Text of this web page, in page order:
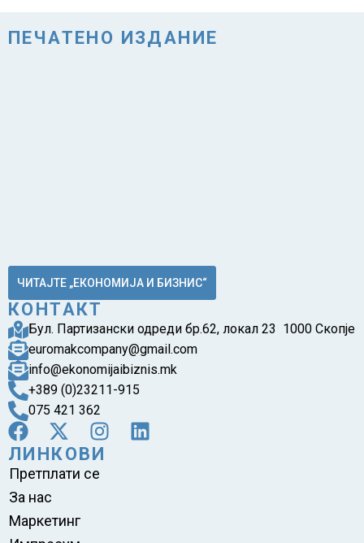
ПЕЧАТЕНО ИЗДАНИЕ
ЧИТАЈТЕ „ЕКОНОМИЈА И БИЗНИС“
КОНТАКТ
Бул. Партизански одреди бр.62, локал 23 1000 Скопје
euromakcompany@gmail.com
info@ekonomijaibiznis.mk
+389 (0)23211-915
075 421 362
ЛИНКОВИ
Претплати се
За нас
Маркетинг